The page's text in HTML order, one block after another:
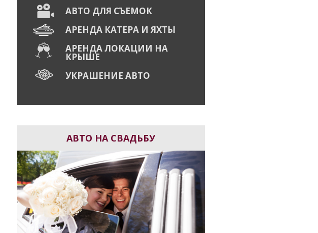
АВТО ДЛЯ СЪЕМОК
АРЕНДА КАТЕРА И ЯХТЫ
АРЕНДА ЛОКАЦИИ НА
КРЫШЕ
УКРАШЕНИЕ АВТО
АВТО НА СВАДЬБУ